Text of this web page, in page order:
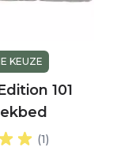
KEUZE
101
(1)